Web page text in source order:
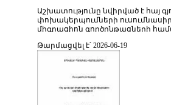
Աշխատությունը նվիրված է հայ
փոխակերպումների
միգրացիոն գործընթացների
փոփոխությունները ներգաղթի
զբաղվածության
նաև դրանց ազդեցությունը
Թարմացվել է՝ 2026-06-19